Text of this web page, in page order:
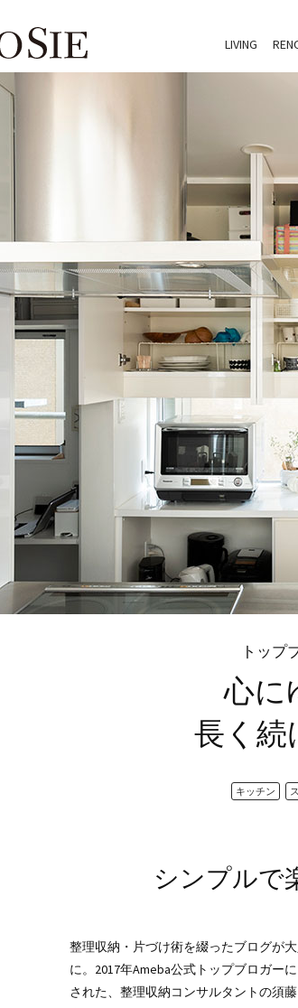
LIVING
トップ
心に
長く続
キッチン
シンプルで
整理収納・片づけ術を綴ったブログが
に。2017年Ameba公式トップブロガー
された、整理収納コンサルタントの須